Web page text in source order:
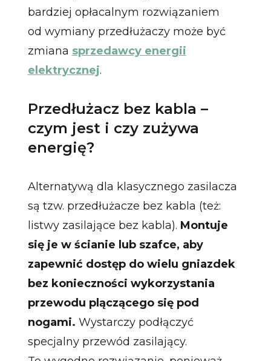
bardziej opłacalnym rozwiązaniem
od wymiany przedłużaczy może być
zmiana sprzedawcy energii
elektrycznej.
Przedłużacz bez kabla –
czym jest i czy zużywa
energię?
Alternatywą dla klasycznego zasilacza
są tzw. przedłużacze bez kabla (też:
listwy zasilające bez kabla). Montuje
się je w ścianie lub szafce, aby
zapewnić dostęp do wielu gniazdek
bez konieczności wykorzystania
przewodu plączącego się pod
nogami. Wystarczy podłączyć
specjalny przewód zasilający.